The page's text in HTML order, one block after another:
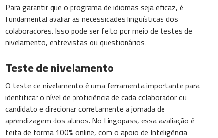
Para garantir que o programa de idiomas seja eficaz, é
fundamental avaliar as necessidades linguísticas dos
colaboradores. Isso pode ser feito por meio de testes de
nivelamento, entrevistas ou questionários.
Teste de nivelamento
O teste de nivelamento é uma ferramenta importante para
identificar o nível de proficiência de cada colaborador ou
candidato e direcionar corretamente a jornada de
aprendizagem dos alunos. No Lingopass, essa avaliação é
feita de forma 100% online, com o apoio de Inteligência